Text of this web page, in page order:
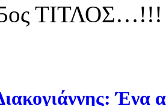
ΤΙΤΛΟΣ…!!!
Ένα